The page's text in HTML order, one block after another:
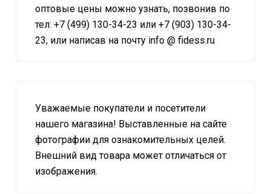
оптовые цены можно узнать, позвонив по
тел: +7 (499) 130-34-23 или +7 (903) 130-34-
23, или написав на почту info @ fidess.ru
Уважаемые покупатели и посетители
нашего магазина! Выставленные на сайте
фотографии для ознакомительных целей.
Внешний вид товара может отличаться от
изображения.